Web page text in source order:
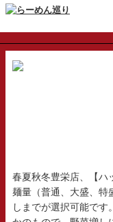
春夏秋冬豊栄店、【ハ
麺量（普通、大盛、特
しまでが選択可能で